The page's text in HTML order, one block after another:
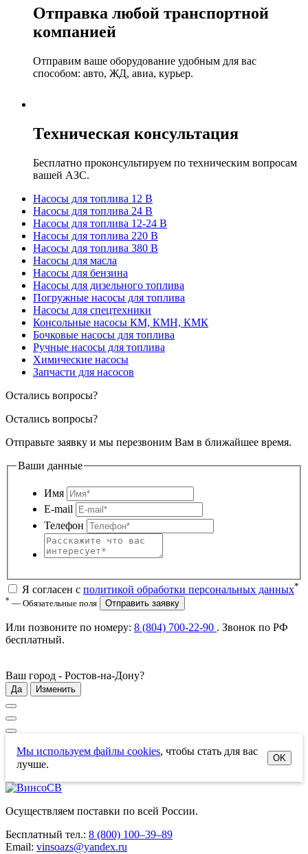
Отправка любой транспортной
компанией
Отправим ваше оборудование удобным для вас
способом: авто, ЖД, авиа, курьер.
Техническая консультация
Бесплатно проконсультируем по техническим вопросам
вашей АЗС.
Насосы для топлива 12 В
Насосы для топлива 24 В
Насосы для топлива 12-24 В
Насосы для топлива 220 В
Насосы для топлива 380 В
Насосы для масла
Насосы для бензина
Насосы для дизельного топлива
Погружные насосы для топлива
Насосы для спецтехники
Консольные насосы КМ, КМН, КМК
Бочковые насосы для топлива
Ручные насосы для топлива
Химические насосы
Запчасти для насосов
Остались вопросы?
Остались вопросы?
Отправьте заявку и мы перезвоним Вам в ближайшее время.
Ваши данные
Имя
E-mail
Телефон
Я согласен с политикой обработки персональных данных*
* — Обязательные поля Отправить заявку
Или позвоните по номеру: 8 (804) 700-22-90 . Звонок по РФ
бесплатный.
Ваш город - Ростов-на-Дону?
Да Изменить
Мы используем файлы cookies, чтобы стать для вас
лучше.
OK
Осуществляем поставки по всей России.
Бесплатный тел.: 8 (800) 100–39–89
Email: vinsoazs@yandex.ru